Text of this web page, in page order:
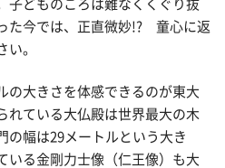
子どものころは難なくくぐり抜
た今では、正直微妙!? 童心に返
い。
の大きさを体感できるのが東大
れている大仏殿は世界最大の木
の幅は29メートルという大き
る金剛力士像（仁王像）も大